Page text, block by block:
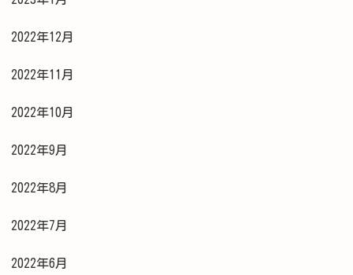
2022年12月
2022年11月
2022年10月
2022年9月
2022年8月
2022年7月
2022年6月